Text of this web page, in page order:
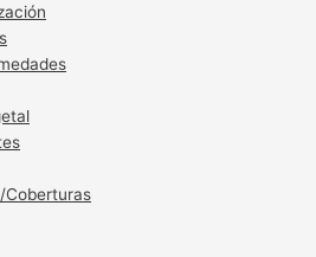
Coberturas